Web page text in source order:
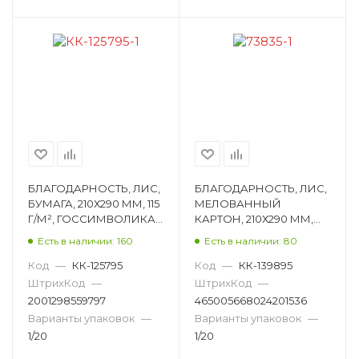
Свадебный орден Светильник
Светодиодная диско-лампа
Свеча на торт Свидетельство
Свидетельство о крещении
БЛАГОДАРНОСТЬ, ЛИС,
БУМАГА, 210Х290 ММ, 115
Г/М², ГОССИМВОЛИКА
Есть в наличии: 160
Код — КК-125795
ШтрихКод —
2001298559797
Варианты упаковок —
1/20
БЛАГОДАРНОСТЬ, ЛИС,
МЕЛОВАННЫЙ
КАРТОН, 210Х290 ММ,
ОГ-1536
Есть в наличии: 80
Код — КК-139895
ШтрихКод —
465005668024201536
Варианты упаковок —
1/20